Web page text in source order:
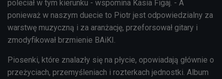
poleciał w tym kierunku - wspomina Kasia Figaj. - A
ponieważ w naszym duecie to Piotr jest odpowiedzialny za
warstwę muzyczną i za aranżację, przeforsował gitary i
zmodyfikował brzmienie BAiKI.
Piosenki, które znalazły się na płycie, opowiadają głównie o
przeżyciach, przemyśleniach i rozterkach jednostki. Album